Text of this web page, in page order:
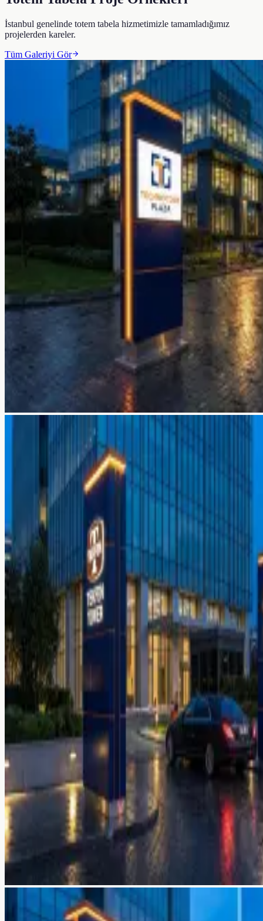
İstanbul genelinde totem tabela hizmetimizle tamamladığımız
projelerden kareler.
Tüm Galeriyi Gör